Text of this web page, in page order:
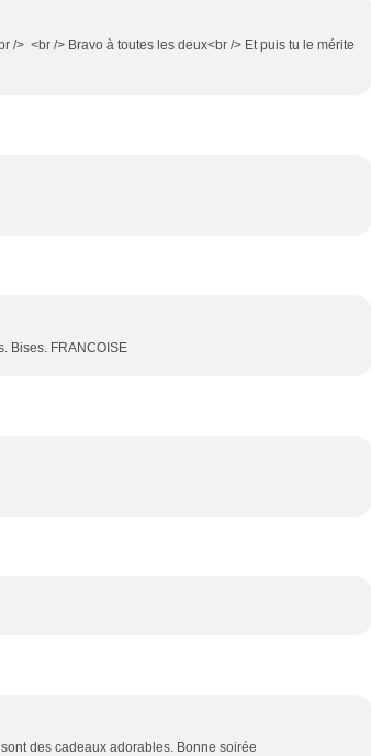
/> <br /> Bravo à toutes les deux<br /> Et puis tu le mérite
Bises. FRANCOISE
des cadeaux adorables. Bonne soirée